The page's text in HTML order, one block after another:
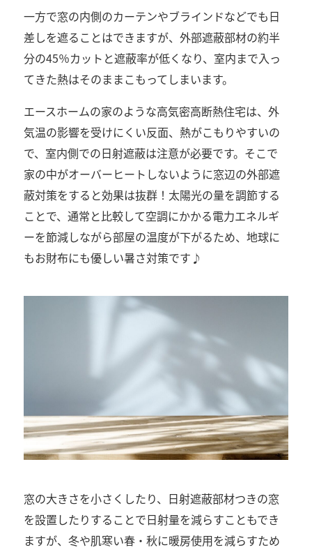
一方で窓の内側のカーテンやブラインドなどでも日
差しを遮ることはできますが、外部遮蔽部材の約半
分の45％カットと遮蔽率が低くなり、室内まで入っ
てきた熱はそのままこもってしまいます。
エースホームの家のような高気密高断熱住宅は、外
気温の影響を受けにくい反面、熱がこもりやすいの
で、室内側での日射遮蔽は注意が必要です。そこで
家の中がオーバーヒートしないように窓辺の外部遮
蔽対策をすると効果は抜群！太陽光の量を調節する
ことで、通常と比較して空調にかかる電力エネルギ
ーを節減しながら部屋の温度が下がるため、地球に
もお財布にも優しい暑さ対策です♪
窓の大きさを小さくしたり、日射遮蔽部材つきの窓
を設置したりすることで日射量を減らすこともでき
ますが、冬や肌寒い春・秋に暖房使用を減らすため